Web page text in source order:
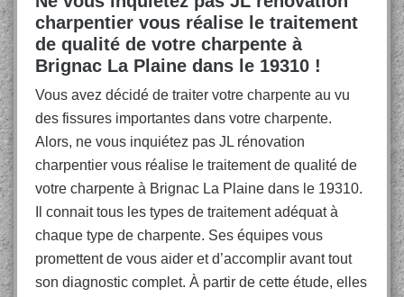
charpentier vous réalise le traitement
de qualité de votre charpente à
Brignac La Plaine dans le 19310 !
Vous avez décidé de traiter votre charpente au vu
des fissures importantes dans votre charpente.
Alors, ne vous inquiétez pas JL rénovation
charpentier vous réalise le traitement de qualité de
votre charpente à Brignac La Plaine dans le 19310.
Il connait tous les types de traitement adéquat à
chaque type de charpente. Ses équipes vous
promettent de vous aider et d’accomplir avant tout
son diagnostic complet. À partir de cette étude, elles